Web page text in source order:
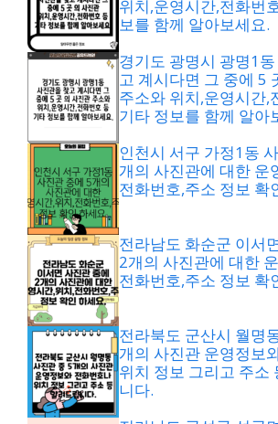
위치,운영시간,전화번
보를 함께 알아보세요.
경기도 광명시 광명1
고 계시다면 그 중에 5
주소와 위치,운영시간,
기타 정보를 함께 알아
인천시 서구 가정1동
개의 사진관에 대한 운
전화번호,주소 정보 확
전라남도 화순군 이서
2개의 사진관에 대한
전화번호,주소 정보 확
전라북도 군산시 월명
개의 사진관 운영정보
위치 정보 그리고 주소
니다.